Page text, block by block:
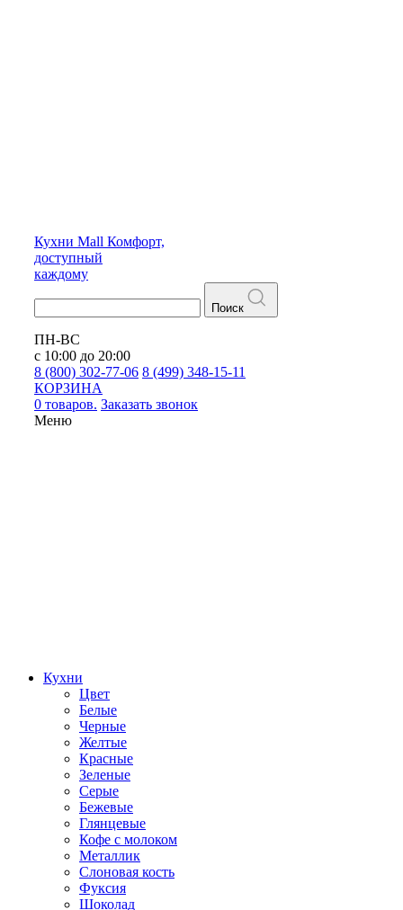
Кухни Mall Комфорт,
доступный
каждому
Поиск
ПН-ВС
с 10:00 до 20:00
8 (800) 302-77-06 8 (499) 348-15-11
КОРЗИНА
0 товаров. Заказать звонок
Меню
Кухни
Цвет
Белые
Черные
Желтые
Красные
Зеленые
Серые
Бежевые
Глянцевые
Кофе с молоком
Металлик
Слоновая кость
Фуксия
Шоколад